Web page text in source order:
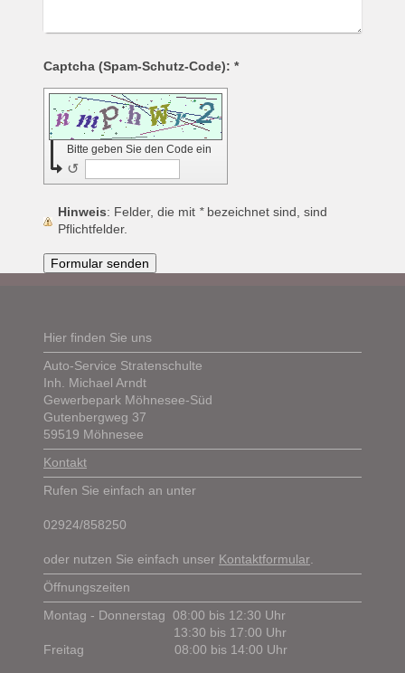
Captcha (Spam-Schutz-Code): *
Bitte geben Sie den Code ein
↺
Hinweis : Felder, die mit *bezeichnet sind, sind
Pflichtfelder.
Hier finden Sie uns
Auto-Service Stratenschulte
Inh. Michael Arndt
Gewerbepark Möhnesee-Süd
Gutenbergweg 37
59519 Möhnesee
Kontakt
Rufen Sie einfach an unter
02924/858250
oder nutzen Sie einfach unser Kontaktformular
Öffnungszeiten
Montag - Donnerstag 08:00 bis 12:30 Uhr
13:30 bis 17:00 Uhr
Freitag 08:00 bis 14:00 Uhr